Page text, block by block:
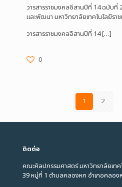
วารสารราชมงคลอีสานปีที่ 14 ฉบับที่
และพัฒนา มหาวิทยาลัยเทคโนโลยีรา
วารสารราชมงคลอีสานปีที่ 14[…]
0
1 2
ติดต่อ
คณะศิลปกรรมศาสตร์ มหาวิทยาลัยเท
39 หมู่ที่ 1 ตำบลคลองหก อำเภอคลอ